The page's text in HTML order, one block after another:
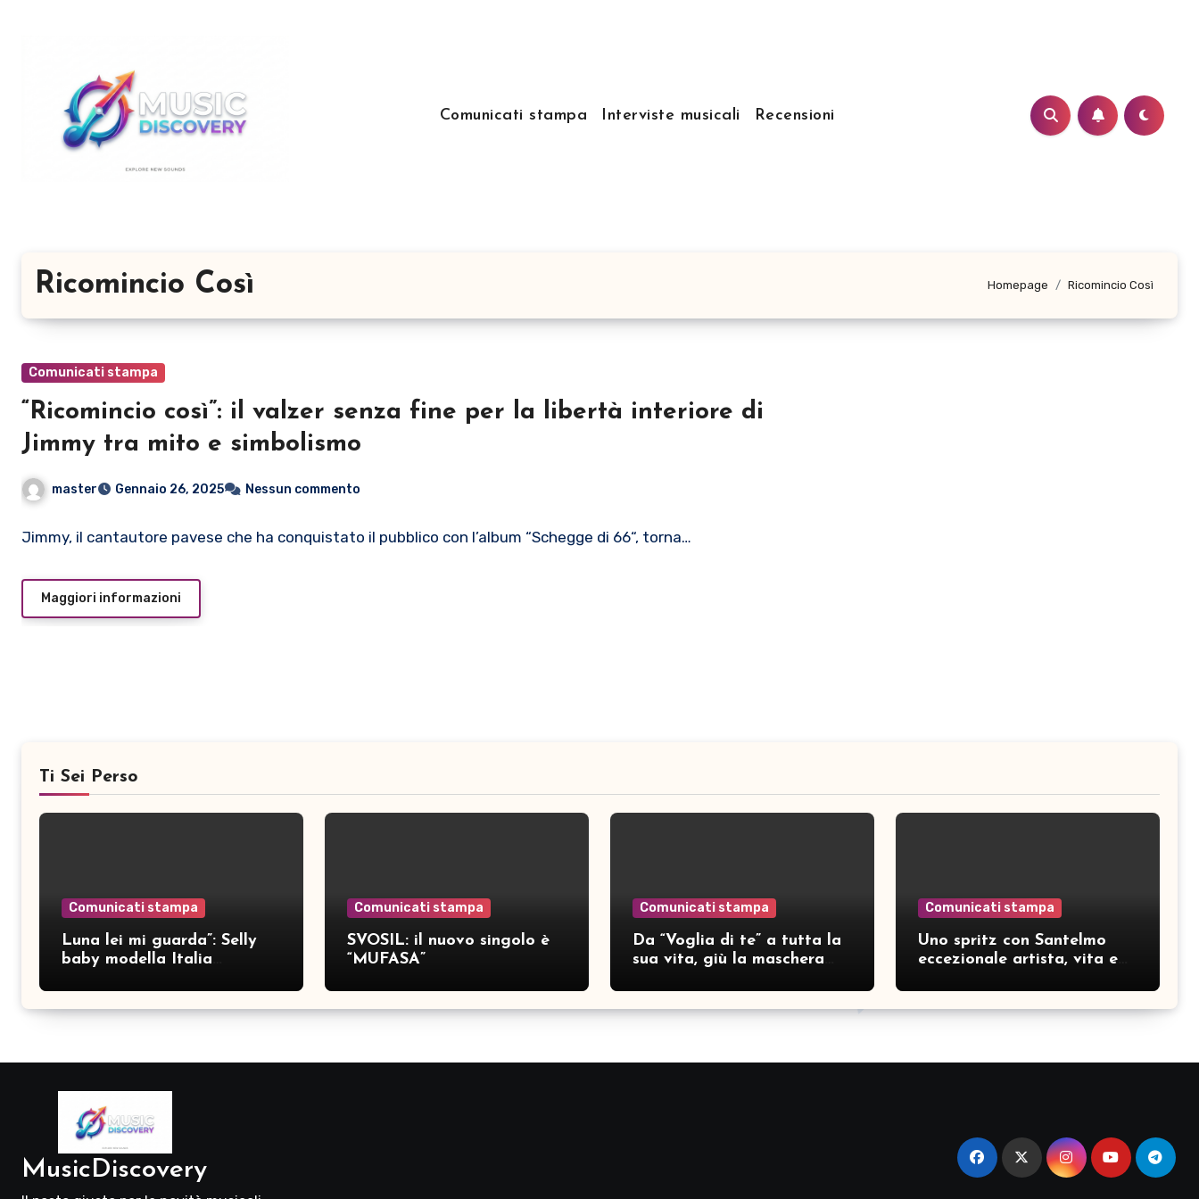
Comunicati stampa Interviste musicali Recensioni
Ricomincio Così Homepage Ricomincio Così
Comunicati stampa
“Ricomincio così”: il valzer senza fine per la libertà interiore di
Jimmy tra mito e simbolismo
master Gennaio 26, 2025 Nessun commento
Jimmy, il cantautore pavese che ha conquistato il pubblico con l’album “Schegge di 66“, torna…
Maggiori informazioni
Ti Sei Perso
Comunicati stampa
Luna lei mi guarda”: Selly
baby modella Italia
Comunicati stampa
SVOSIL: il nuovo singolo è
“MUFASA”
Comunicati stampa
Da “Voglia di te” a tutta la
sua vita, giù la maschera
Comunicati stampa
Uno spritz con Santelmo
eccezionale artista, vita e
MusicDiscovery